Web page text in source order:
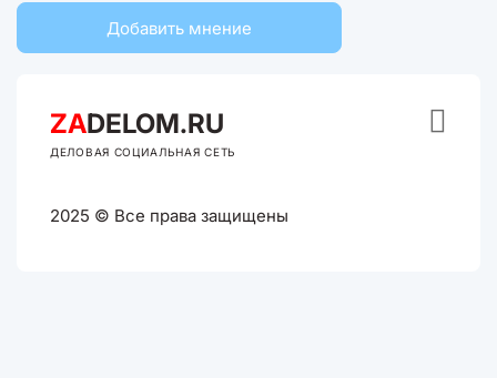
Добавить мнение
ZADELOM.RU
ДЕЛОВАЯ СОЦИАЛЬНАЯ СЕТЬ
2025 © Все права защищены
